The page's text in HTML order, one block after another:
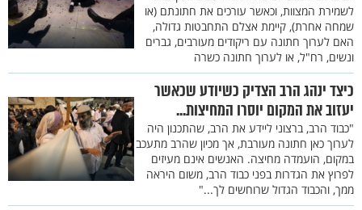
לשמירת המצוות, וכאשר עורכים את חתונתם (או
שמחה אחרת), קיימת אצלם התחבטות גדולה,
האם לערוך חתונה עם ריקודים מעורבים, גברים
ונשים, רח"ל, או לערוך חתונה כשרה
כיצד ינהג הרב הצדיק כשיודע שכאשר
יעזוב את המקום יוסרו המחיצות...
"כבוד הרב, ברצוני ליידע את הרב, שהתכנון היה
לערוך כאן חתונה מעורבת, אך מכיון שהרב מתעכב
במקום, הועמדה מחיצה. האנשים אינם מעיזים
לפרוץ את הגדרות בפני כבוד הרב, משום היראה
ממך, והכבוד הגדול שרוחשים לך..."